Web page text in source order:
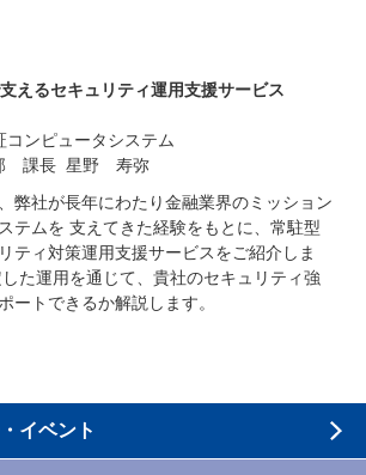
えるセキュリティ運用支援サービス
ピュータシステム
課長 星野 寿弥
弊社が長年にわたり金融業界のミッション
テムを 支えてきた経験をもとに、常駐型
ティ対策運用支援サービスをご紹介しま
た運用を通じて、貴社のセキュリティ強
ートできるか解説します。
イベント